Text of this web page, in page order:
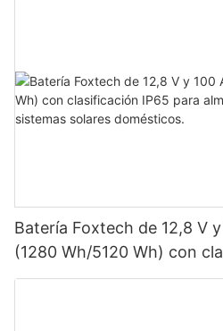
Batería Foxtech de 12,8 V
(1280 Wh/5120 Wh) con
almacenamiento de